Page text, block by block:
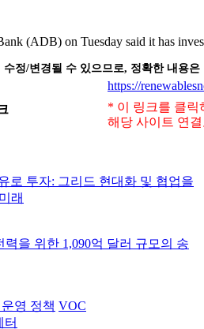
(ADB) on Tuesday said it has
정/변경될 수 있으므로, 정확한 내용
https://
* 이 링크를 클릭
해당 사이트 연
로 투자: 그리드 현대화 및 협업을
래
력을 위한 1,090억 달러 규모의 송
영 정책 VOC
터